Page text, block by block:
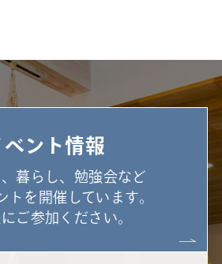
ベント情報
暮らし、勉強会など
トを開催しています。
ご参加ください。